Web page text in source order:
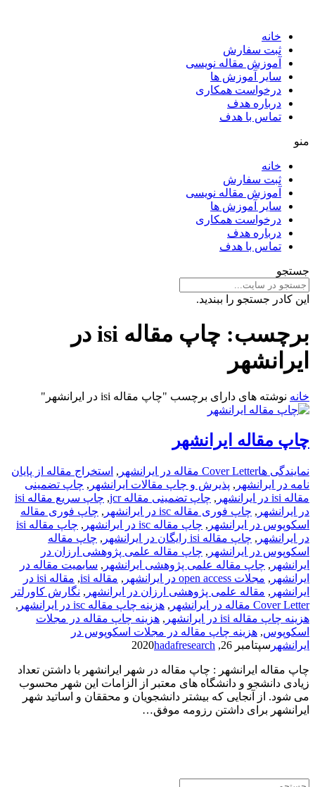
خانه
ثبت سفارش
آموزش مقاله نویسی
سایر آموزش ها
درخواست همکاری
درباره هدف
تماس با هدف
منو
خانه
ثبت سفارش
آموزش مقاله نویسی
سایر آموزش ها
درخواست همکاری
درباره هدف
تماس با هدف
جستجو
این کادر جستجو را ببندید.
برچسب:
چاپ مقاله isi در
ایرانشهر
خانه نوشته های دارای برچسب "چاپ مقاله isi در ایرانشهر"
چاپ مقاله ایرانشهر
نمایندگی هاCover Letter مقاله در ایرانشهر , استخراج مقاله از پایان
نامه در ایرانشهر , پذیرش و چاپ مقالات ایرانشهر , چاپ تضمینی
مقاله isi در ایرانشهر
, چاپ تضمینی مقاله jcr ,
چاپ سریع مقاله isi
در ایرانشهر , چاپ فوری مقاله isc در ایرانشهر , چاپ فوری مقاله
اسکوپوس در ایرانشهر , چاپ مقاله isc در ایرانشهر ,
چاپ مقاله isi
در ایرانشهر , چاپ مقاله isi رایگان در ایرانشهر , چاپ مقاله
اسکوپوس در ایرانشهر , چاپ مقاله علمی پژوهشی ارزان در
ایرانشهر , چاپ مقاله علمی پژوهشی ایرانشهر , سابمیت مقاله در
ایرانشهر , مجلات open access در ایرانشهر , مقاله isi ,
مقاله isi در
ایرانشهر , مقاله علمی پژوهشی ارزان در ایرانشهر , نگارش کاورلتر
Cover Letter مقاله در ایرانشهر
, هزینه چاپ مقاله isc در ایرانشهر
,
هزینه چاپ مقاله isi در ایرانشهر
, هزینه چاپ مقاله در مجلات
اسکوپوس, هزینه چاپ مقاله در مجلات اسکوپوس در
ایرانشهر سپتامبر 26, 2020 hadafresearch
چاپ مقاله ایرانشهر : چاپ مقاله در شهر ایرانشهر با داشتن تعداد
زیادی دانشجو و دانشگاه های معتبر از الزامات این شهر محسوب
می شود. از آنجایی که بیشتر دانشجویان و محققان و اساتید شهر
ایرانشهر برای داشتن رزومه موفق…